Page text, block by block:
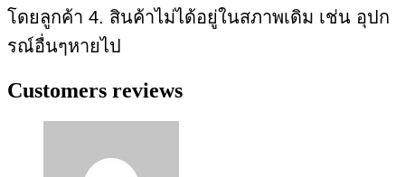
โดยลูกค้า 4. สินค้าไม่ได้อยู่ในสภาพเดิม เช่น อุปก
รณ์อื่นๆหายไป
Customers reviews